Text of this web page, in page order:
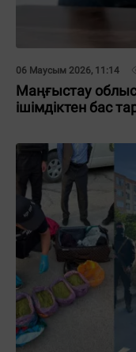
06 Маусым 2026, 11:14
Маңғыстау
ішімдіктен бас